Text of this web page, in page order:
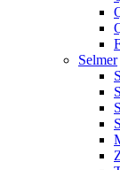
Selmer